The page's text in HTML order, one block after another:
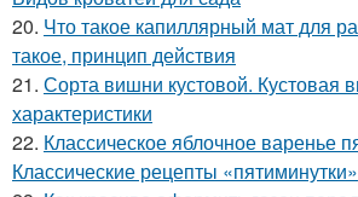
20. Что такое капиллярный мат для
такое, принцип действия
21. Сорта вишни кустовой. Кустовая
характеристики
22. Классическое яблочное варенье
Классические рецепты «пятиминутки»